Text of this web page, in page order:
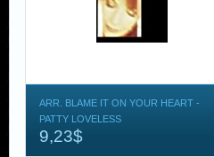
ARR. BLAME IT ON YOUR HEART -
PATTY LOVELESS
9,23$